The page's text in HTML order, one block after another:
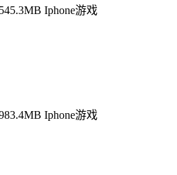
545.3MB Iphone游戏
Iphone游戏